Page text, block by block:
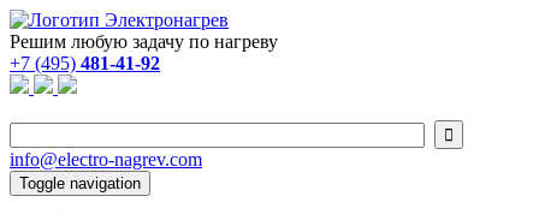
Решим любую задачу по нагреву
+7 (495) 481-41-92

info@electro-nagrev.com
Toggle navigation